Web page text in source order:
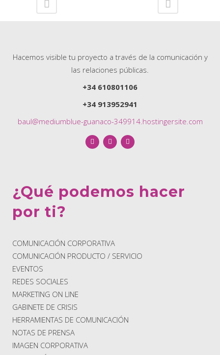
Hacemos visible tu proyecto a través de la comunicación y
las relaciones públicas.
+34 610801106
+34 913952941
baul@mediumblue-guanaco-349914.hostingersite.com
¿Qué podemos hacer
por ti?
COMUNICACIÓN CORPORATIVA
COMUNICACIÓN PRODUCTO / SERVICIO
EVENTOS
REDES SOCIALES
MARKETING ON LINE
GABINETE DE CRISIS
HERRAMIENTAS DE COMUNICACIÓN
NOTAS DE PRENSA
IMAGEN CORPORATIVA